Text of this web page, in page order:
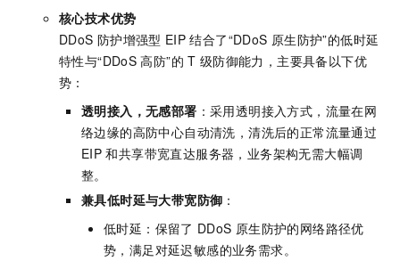
核心技术优势
DDoS 防护增强型 EIP 结合了“DDoS 原生防护”的低时延
特性与“DDoS 高防”的 T 级防御能力，主要具备以下优
势：
透明接入，无感部署 ：采用透明接入方式，流量在网
络边缘的高防中心自动清洗，清洗后的正常流量通过
EIP 和共享带宽直达服务器，业务架构无需大幅调
整。
兼具低时延与大带宽防御 ：
低时延：保留了 DDoS 原生防护的网络路径优
势，满足对延迟敏感的业务需求。